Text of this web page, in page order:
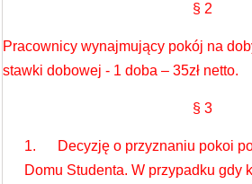
§ 2
Pracownicy wynajmujący pokój na
stawki dobowej - 1 doba – 35zł netto.
§ 3
1. Decyzję o przyznaniu pokoi
Domu Studenta. W przypadku gdy